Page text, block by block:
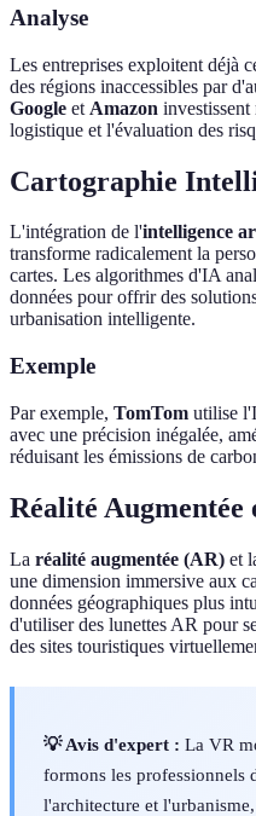
Analyse
Les entreprises exploitent déjà
des régions inaccessibles par
Google et Amazon
logistique et l'évaluation des
Cartographie
L'intégration de l'intelligence
transforme radicalement la
cartes. Les algorithmes d'IA
données pour offrir des
urbanisation intelligente.
Exemple
Par exemple, TomTom utilise
avec une précision inégalée,
réduisant les émissions de
Réalité Augmentée
La réalité augmentée (AR) et
une dimension immersive aux
données géographiques plus
d'utiliser des lunettes AR pour
des sites touristiques
💡 Avis d'expert : La VR
formons les professionnels
l'architecture et